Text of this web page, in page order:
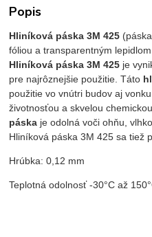
Popis
Hliníková páska 3M 425
fóliou a transparentným
Hliníková páska 3M 425 je
pre najrôznejšie použitie. Táto
použitie vo vnútri budov aj
životnosťou a skvelou
páska je odolná voči ohňu,
Hliníková páska 3M 425 sa tiež
Hrúbka: 0,12 mm
Teplotná odolnosť -30°C až